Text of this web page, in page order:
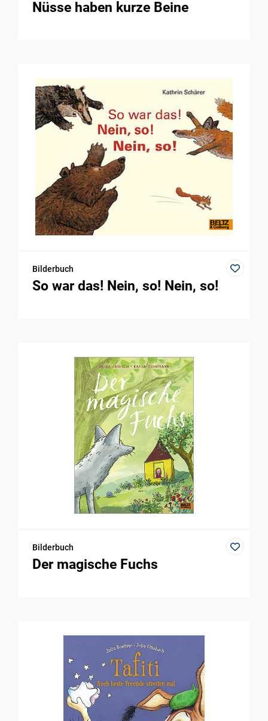
Nüsse haben kurze Beine
Bilderbuch
So war das! Nein, so! Nein, so!
Bilderbuch
Der magische Fuchs